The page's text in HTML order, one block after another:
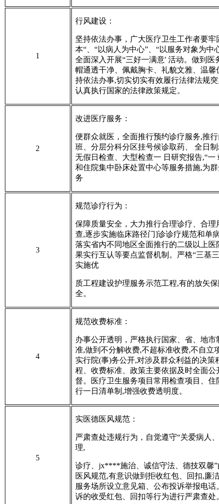
1
行风建设：
坚持依法办事 ， 广大医疗卫生工作者要牢
本“、“以病人为中心”、“以服务对象为中
全面深入开展“三好一满意' 活动。做到医
帽通透干净、佩戴胸卡、礼貌文雅、温馨
持依法办事,切实切实有效履行法律法规
认真执行国家的法律政策规定。
2
改进医疗服务 ：
便群众就医 ， 全面推行预约诊疗服务,推
班、分层分科分区挂号候诊取药、 全日
无假日检查、大型检查一 日研究报告,“一
和住院集中卧床处置中心等服务措施,为
务
3
规范诊疗行为 ：
保障质量安全 ， 大力推行合理诊疗、合理
查,逐步实施临床路径门]诊诊疗规范和单
落实省内不同地区全面推行的二级以上医
果实行互认等要点监督机制。严格“三基
实施优
质工程建设护理服务示范工程,有的放矢
全。
4
规范收费标准 ：
办事公开透明 ， 严格执行国家、省、地市
准,做到不分解收费,不超标准收费,不自立
实行院(事)务公开,对涉及群众利益的决策
程、收费标准、政策主要依据及时全面公
督。医疗卫生服务项目常用检查项目、住
行一日清单制,增强收费透明度。
5
实医德医风规范 ：
严肃查处违规行为 ， 自觉遵守“关爱病人
理,
诊疗、jx****施治、诚信守法、德技双馨
医风规范,有意识做到拒收红包、回扣,廉
服务场所设立意见箱、公布投诉举报电话
诉的收受红包、回扣等行为进行严肃查处